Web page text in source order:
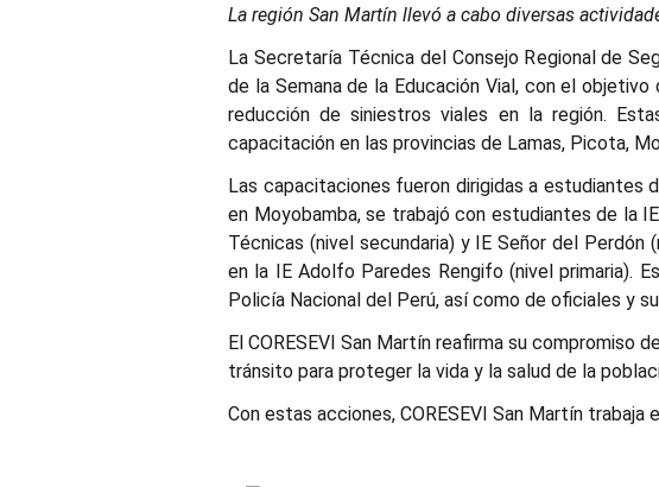
La región San Martín llevó a cabo diversas
La Secretaría Técnica del Consejo Regional de
de la Semana de la Educación Vial, con el
reducción de siniestros viales en la región.
capacitación en las provincias de Lamas, Picota,
Las capacitaciones fueron dirigidas a estudiantes
en Moyobamba, se trabajó con estudiantes de la
Técnicas (nivel secundaria) y IE Señor del Perdón
en la IE Adolfo Paredes Rengifo (nivel primaria).
Policía Nacional del Perú, así como de oficiales y
El CORESEVI San Martín reafirma su compromiso
tránsito para proteger la vida y la salud de la
Con estas acciones, CORESEVI San Martín